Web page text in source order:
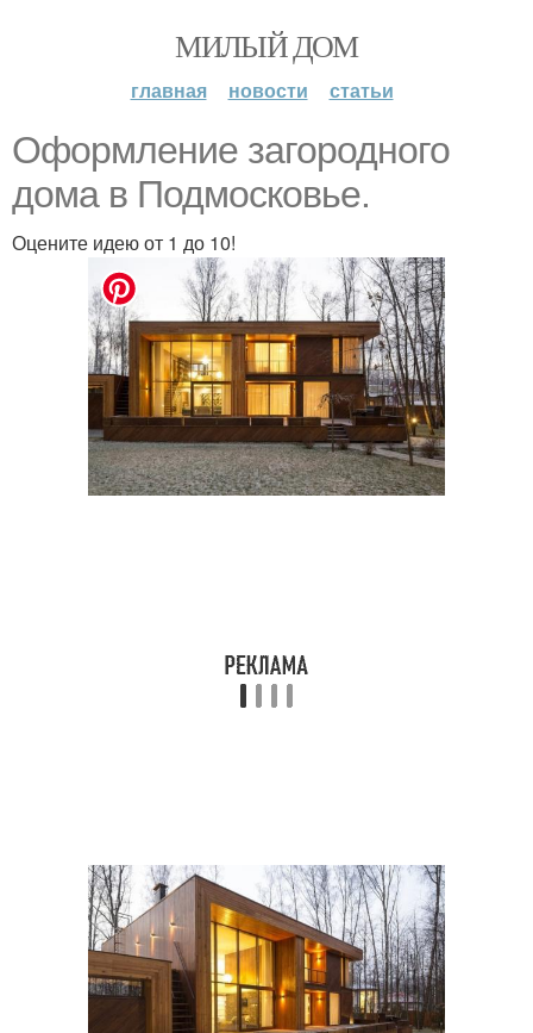
МИЛЫЙ ДОМ
главная новости статьи
Оформление загородного
дома в Подмосковье.
Оцените идею от 1 до 10!